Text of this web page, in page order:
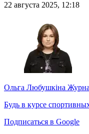
22 августа 2025, 12:18
Ольга Любушкіна
Будь в курсе
Подписаться в Google